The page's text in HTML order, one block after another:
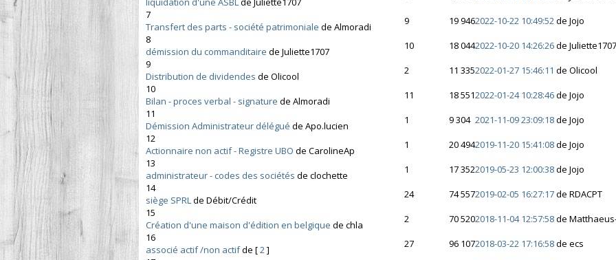
7
Transfert des parts - société patrimoniale de Almoradi 9 19 9462022-10-22 10:49:52de Jojo
8
démission du commanditaire de Juliette1707 10 18 0442022-10-20 14:26:26de Juliette1707
9
Distribution de dividendes de Olicool 2 11 3352022-01-27 15:46:11 de Olicool
10
Bilan - proces verbal - signature de Almoradi 11 18 5512022-01-24 10:28:46de Jojo
11
Démission Administrateur délégué de Apo.lucien 1 9 304 2021-11-09 23:09:18de Jojo
12
Actionnaire non actif - Registre UBO de CarolineAp 1 20 4942019-11-20 15:41:08de Jojo
13
administrateur - codes des sociétés de clochette 1 17 3522019-05-23 12:00:38de Jojo
14
siège SPRLde Débit/Crédit 24 74 5572019-02-05 16:27:17de RDACPT
15
Création d'une maison d'édition en belgique de chla 2 70 5202018-11-04 12:57:58de
16
associé actif /non actifde [2] 27 96 1072018-03-22 17:16:58de ecs